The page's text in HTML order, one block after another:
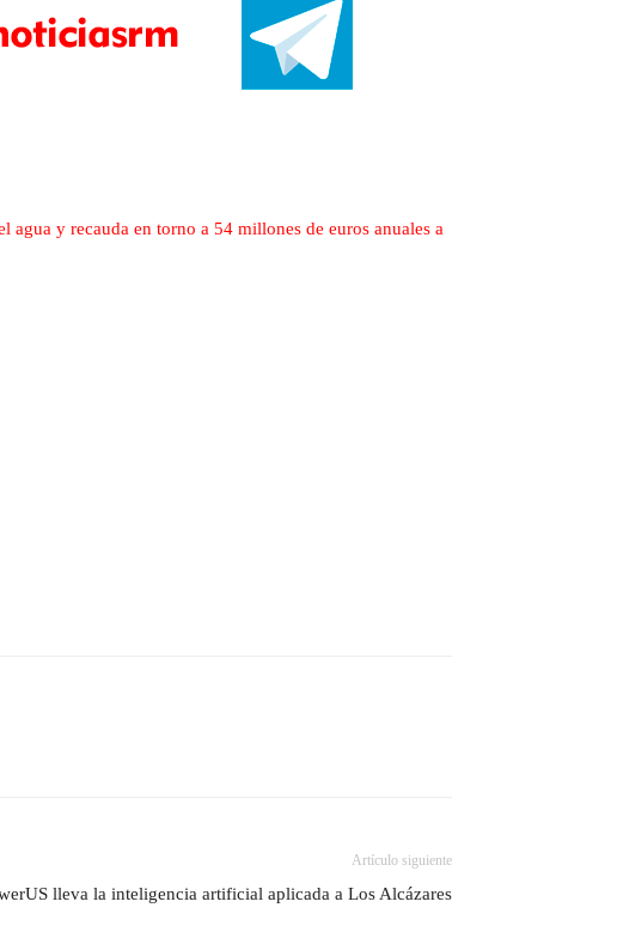
y recauda en torno a 54 millones de euros anuales a
Artículo siguiente
lleva la inteligencia artificial aplicada a Los Alcázares